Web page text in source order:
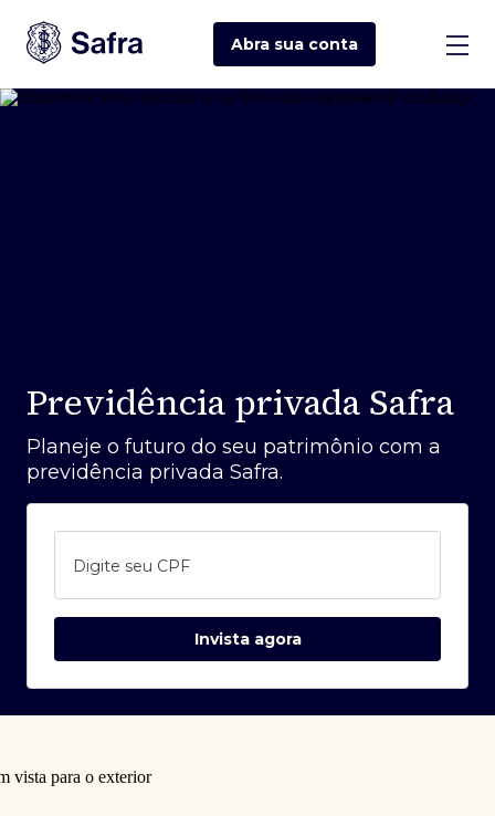
Abra sua conta
Previdência privada Safra
Planeje o futuro do seu patrimônio com a
previdência privada Safra.
Digite seu CPF
Invista agora